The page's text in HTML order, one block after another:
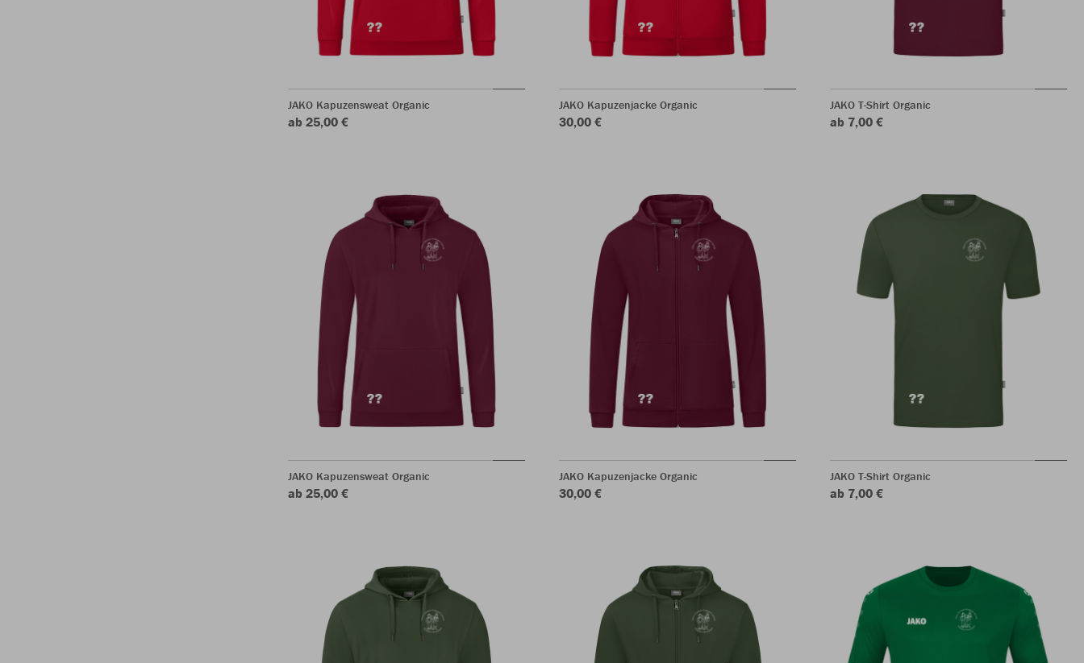
JAKO Kapuzensweat Organic
ab 25,00 €
JAKO Kapuzenjacke Organic
30,00 €
JAKO T-Shirt Organic
ab 7,00 €
JAKO Kapuzensweat Organic
ab 25,00 €
JAKO Kapuzenjacke Organic
30,00 €
JAKO T-Shirt Organic
ab 7,00 €